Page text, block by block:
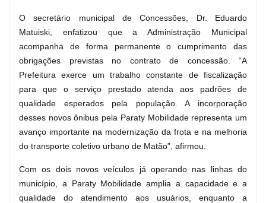
O secretário municipal de Concessões, Dr. Eduardo
Matuiski, enfatizou que a Administração Municipal
acompanha de forma permanente o cumprimento das
obrigações previstas no contrato de concessão. “A
Prefeitura exerce um trabalho constante de fiscalização
para que o serviço prestado atenda aos padrões de
qualidade esperados pela população. A incorporação
desses novos ônibus pela Paraty Mobilidade representa um
avanço importante na modernização da frota e na melhoria
do transporte coletivo urbano de Matão”, afirmou.
Com os dois novos veículos já operando nas linhas do
município, a Paraty Mobilidade amplia a capacidade e a
qualidade do atendimento aos usuários, enquanto a